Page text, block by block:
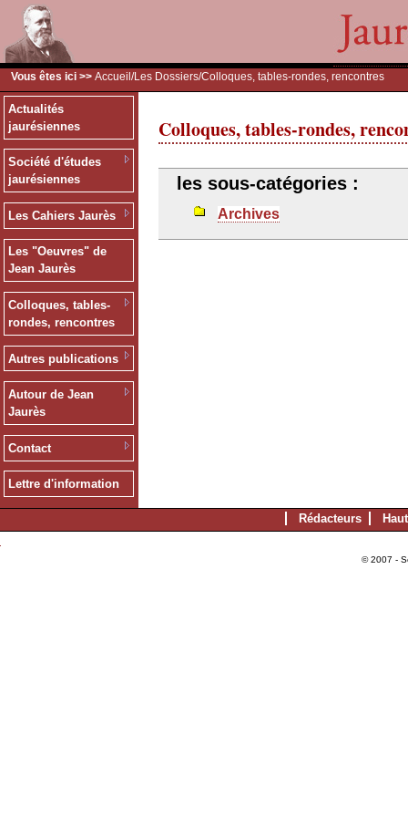
Vous êtes ici >> Accueil /Les Dossiers/Colloques, tables-rondes, rencontres
Actualités
jaurésiennes
Société d'études
jaurésiennes
Les Cahiers Jaurès
Les "Oeuvres" de
Jean Jaurès
Colloques, tables-
rondes, rencontres
Autres publications
Autour de Jean
Jaurès
Contact
Lettre d'information
Colloques, tables-rondes,
les sous-catégories :
Archives
Rédacteurs
© 2007 -